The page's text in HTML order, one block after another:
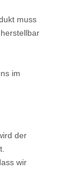
muss
im
der
wir